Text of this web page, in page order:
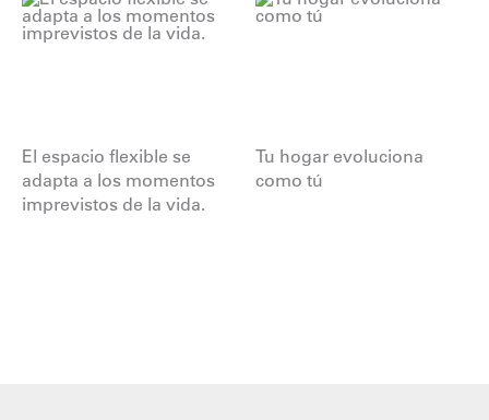
El espacio flexible se
adapta a los momentos
imprevistos de la vida.
Tu hogar evoluciona
como tú